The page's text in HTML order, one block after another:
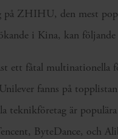
på ZHIHU, den mest
i Kina, kan följande
ett fåtal multinationella
fanns på
teknikföretag är
ByteDance, och